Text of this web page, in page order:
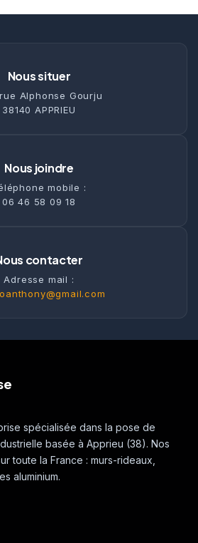
Nous situer
rue Alphonse Gourju
38140 APPRIEU
Nous joindre
mobile :
06 46 58 09 18
contacter
Adresse mail :
spécialisée dans la pose de
basée à Apprieu (38). Nos
toute la France : murs-rideaux,
aluminium.